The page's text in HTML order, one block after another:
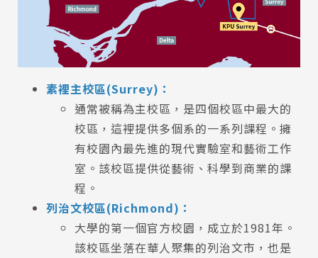
Latest News 最新消息
Promotion 最新優惠
Program 課程選擇
知識庫
素裡主校區(Surrey)：
通常被稱為主校區，是四個校區中最大的
校區，這裡提供多個系的一系列課程。擁
有校園內最先進的現代實驗室和藝術工作
室。該校區提供從藝術、科學到商業的課
程。
列治文校區(Richmond)：
大學的第一個官方校園，成立於1981年。
該校區坐落在華人聚集的列治文市，也是